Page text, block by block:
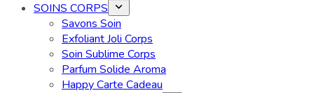
SOINS CORPS
Savons Soin
Exfoliant Joli Corps
Soin Sublime Corps
Parfum Solide Aroma
Happy Carte Cadeau